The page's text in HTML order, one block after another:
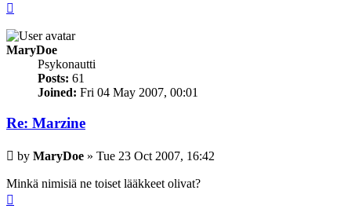
MaryDoe
Psykonautti
Posts: 61
Joined: Fri 04 May 2007, 00:01
Re: Marzine
Post
by MaryDoe » Tue 23 Oct 2007, 16:42
Minkä nimisiä ne toiset lääkkeet olivat?